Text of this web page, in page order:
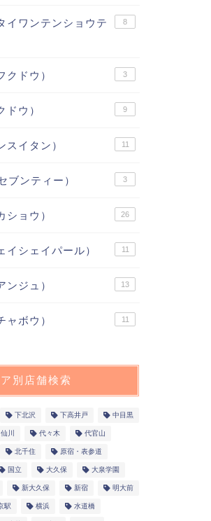
イワンテンショウテ
8
クドウ） 3
ドウ） 9
スイタン） 11
ブンティー） 3
ショウ） 26
イシェイパール） 11
ンジュ） 13
ャボウ） 11
別店舗検索
下北沢 下高井戸 中目黒
仙川 代々木 代官山
北千住 原宿・表参道
国立 大久保 大泉学園
新大久保 新宿 明大前
駅 横浜 水道橋